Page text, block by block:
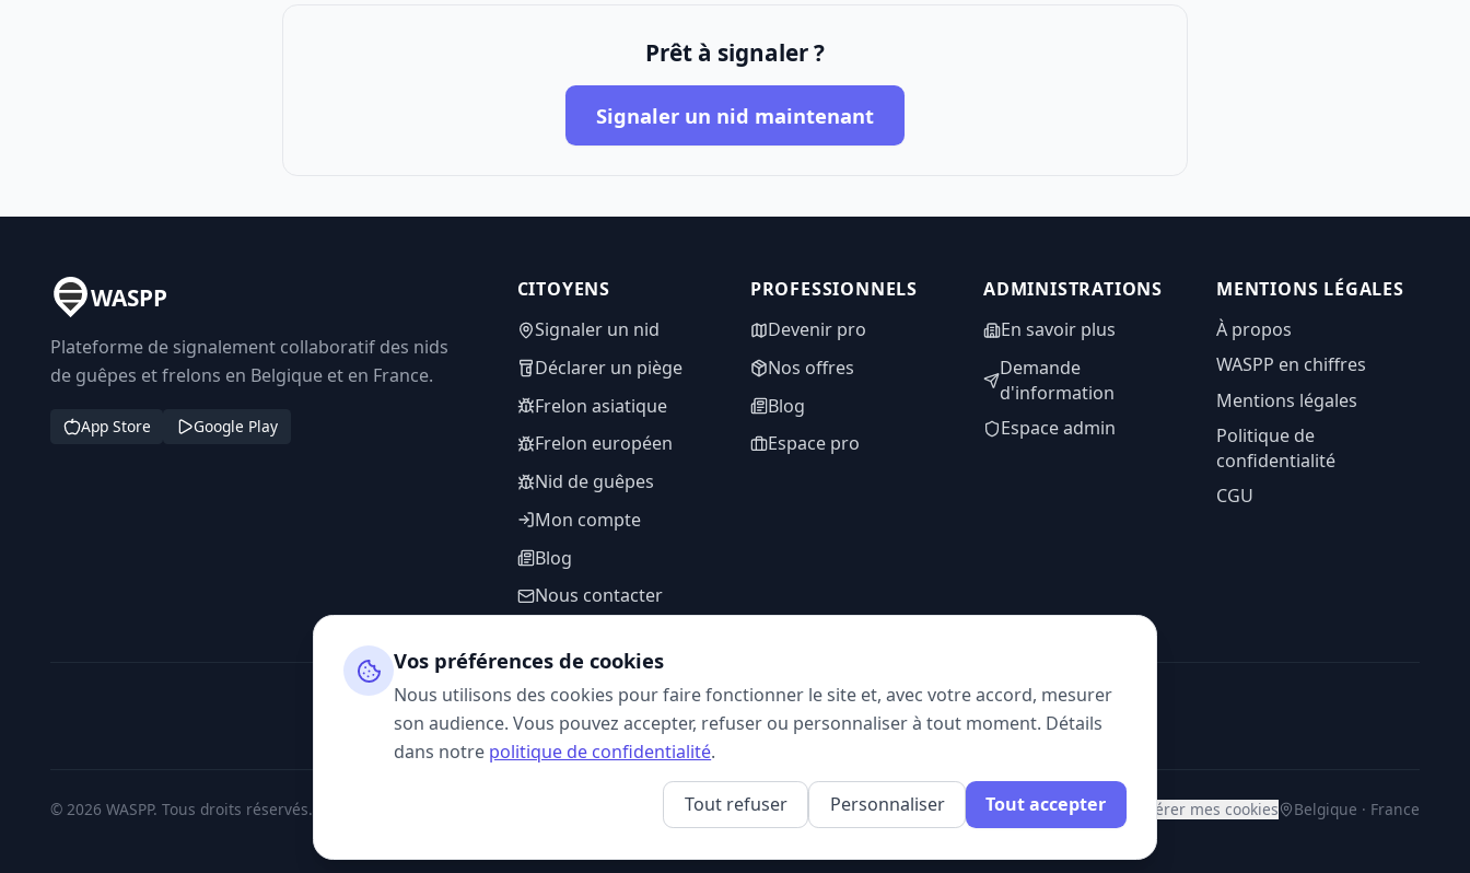
Prêt à signaler ?
Signaler un nid maintenant
WASPP
Plateforme de signalement collaboratif des nids
de guêpes et frelons en Belgique et en France.
App Store Google Play
CITOYENS
Signaler un nid
Déclarer un piège
Frelon asiatique
Frelon européen
Nid de guêpes
Mon compte
Blog
Nous contacter
PROFESSIONNELS
Devenir pro
Nos offres
Blog
Espace pro
ADMINISTRATIONS
En savoir plus
Demande
d'information
Espace admin
MENTIONS LÉGALES
À propos
WASPP en chiffres
Mentions légales
Politique de
confidentialité
CGU
SUIVEZ-NOUS
© 2026 WASPP. Tous droits réservés. Gérer mes cookies Belgique · France
Vos préférences de cookies
Nous utilisons des cookies pour faire fonctionner le site et, avec votre accord, mesurer
son audience. Vous pouvez accepter, refuser ou personnaliser à tout moment. Détails
dans notre politique de confidentialité.
Tout refuser Personnaliser Tout accepter